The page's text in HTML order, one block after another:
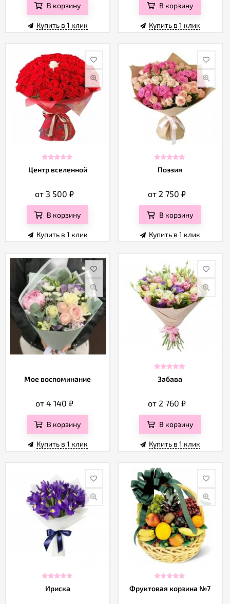
В корзину
Купить в 1 клик
В корзину
Купить в 1 клик
Центр вселенной
от 3 500₽
В корзину
Купить в 1 клик
Поэзия
от 2 750₽
В корзину
Купить в 1 клик
Мое воспоминание
от 4 140₽
В корзину
Купить в 1 клик
Забава
от 2 760₽
В корзину
Купить в 1 клик
Ириска Фруктовая корзина №7